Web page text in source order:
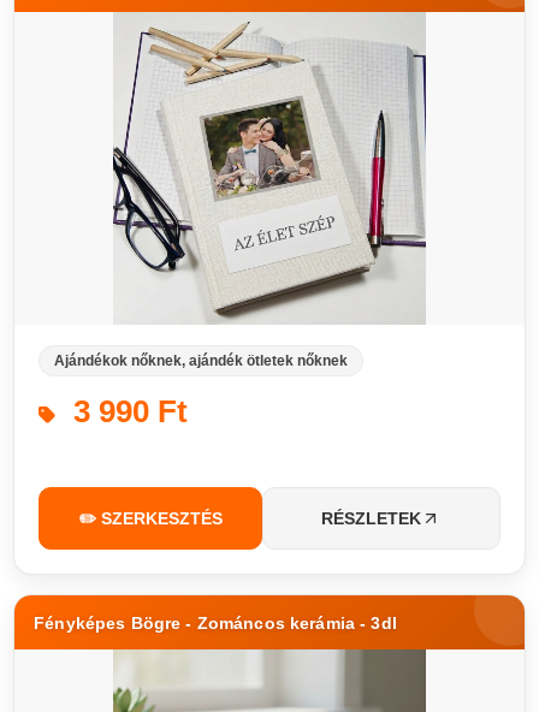
Ajándékok nőknek, ajándék ötletek nőknek
3 990 Ft
✏️ SZERKESZTÉS RÉSZLETEK
Fényképes Bögre - Zománcos kerámia - 3dl